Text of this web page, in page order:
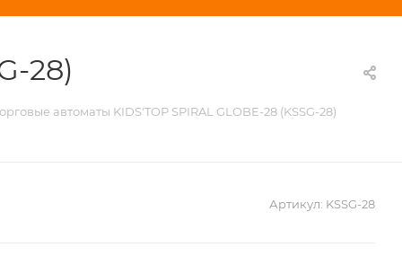
28)
автоматы KIDS'TOP SPIRAL GLOBE-28 (KSSG-28)
Артикул: KSSG-28